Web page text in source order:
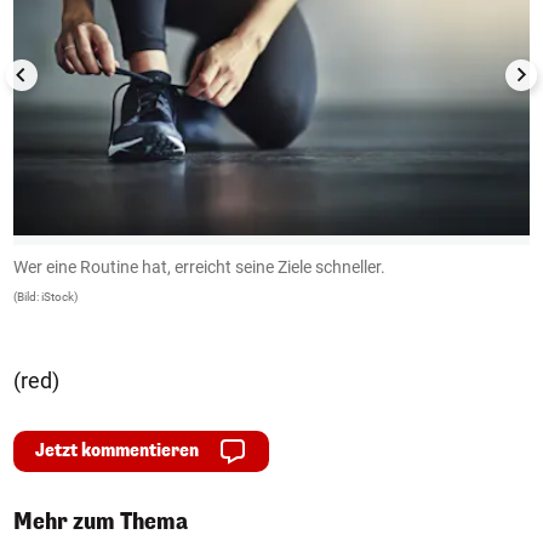
Wer eine Routine hat, erreicht seine Ziele schneller.
(Bild: iStock)
(red)
Jetzt kommentieren
Mehr zum Thema